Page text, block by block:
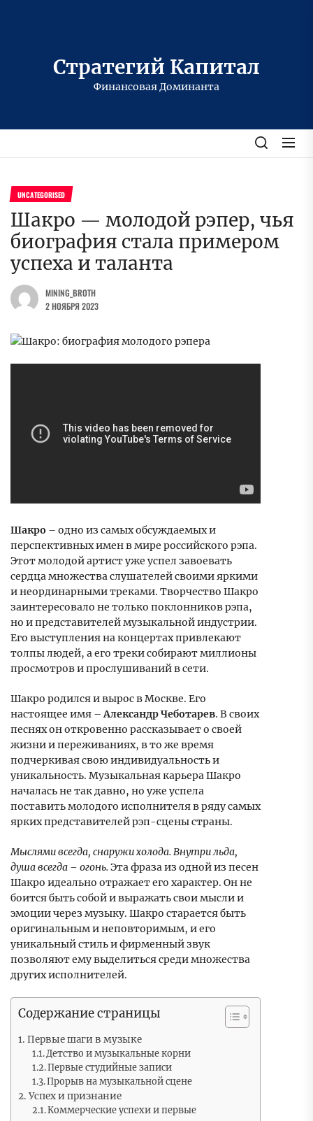
Стратегий Капитал
Финансовая Доминанта
UNCATEGORISED
Шакро — молодой рэпер, чья
биография стала примером
успеха и таланта
MINING_BROTH
2 НОЯБРЯ 2023
Шакро – одно из самых обсуждаемых и
перспективных имен в мире российского рэпа.
Этот молодой артист уже успел завоевать
сердца множества слушателей своими яркими
и неординарными треками. Творчество Шакро
заинтересовало не только поклонников рэпа,
но и представителей музыкальной индустрии.
Его выступления на концертах привлекают
толпы людей, а его треки собирают миллионы
просмотров и прослушиваний в сети.
Шакро родился и вырос в Москве. Его
настоящее имя –Александр Чеботарев. В своих
песнях он откровенно рассказывает о своей
жизни и переживаниях, в то же время
подчеркивая свою индивидуальность и
уникальность. Музыкальная карьера Шакро
началась не так давно, но уже успела
поставить молодого исполнителя в ряду самых
ярких представителей рэп-сцены страны.
Мыслями всегда, снаружи холода. Внутри льда,
душа всегда – огонь. Эта фраза из одной из песен
Шакро идеально отражает его характер. Он не
боится быть собой и выражать свои мысли и
эмоции через музыку. Шакро старается быть
оригинальным и неповторимым, и его
уникальный стиль и фирменный звук
позволяют ему выделиться среди множества
других исполнителей.
Содержание страницы
Первые шаги в музыке
Детство и музыкальные корни
Первые студийные записи
Прорыв на музыкальной сцене
Успех и признание
Коммерческие успехи и первые